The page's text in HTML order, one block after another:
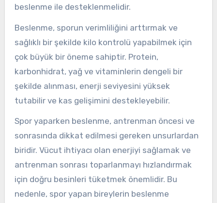
beslenme ile desteklenmelidir.
Beslenme, sporun verimliliğini arttırmak ve
sağlıklı bir şekilde kilo kontrolü yapabilmek için
çok büyük bir öneme sahiptir. Protein,
karbonhidrat, yağ ve vitaminlerin dengeli bir
şekilde alınması, enerji seviyesini yüksek
tutabilir ve kas gelişimini destekleyebilir.
Spor yaparken beslenme, antrenman öncesi ve
sonrasında dikkat edilmesi gereken unsurlardan
biridir. Vücut ihtiyacı olan enerjiyi sağlamak ve
antrenman sonrası toparlanmayı hızlandırmak
için doğru besinleri tüketmek önemlidir. Bu
nedenle, spor yapan bireylerin beslenme